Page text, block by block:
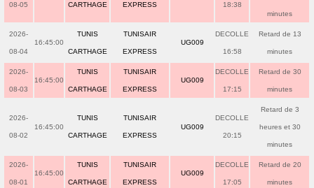
08-05 CARTHAGE EXPRESS 18:38
minutes
2026-
08-04
16:45:00
TUNIS
CARTHAGE
TUNISAIR
EXPRESS
UG009
DECOLLE
16:58
Retard de 13
minutes
2026-
08-03
16:45:00
TUNIS
CARTHAGE
TUNISAIR
EXPRESS
UG009
DECOLLE
17:15
Retard de 30
minutes
2026-
08-02
16:45:00
TUNIS
CARTHAGE
TUNISAIR
EXPRESS
UG009
DECOLLE
20:15
Retard de 3
heures et 30
minutes
2026-
08-01
16:45:00
TUNIS
CARTHAGE
TUNISAIR
EXPRESS
UG009
DECOLLE
17:05
Retard de 20
minutes